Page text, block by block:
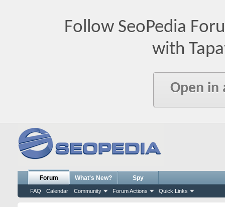
Follow SeoPedia
with
Open in
Forum
FAQ Calendar Community Forum Actions Quick Links
What's New? Spy